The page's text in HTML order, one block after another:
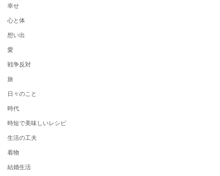
幸せ
心と体
想い出
愛
戦争反対
旅
日々のこと
時代
時短で美味しいレシピ
生活の工夫
着物
結婚生活